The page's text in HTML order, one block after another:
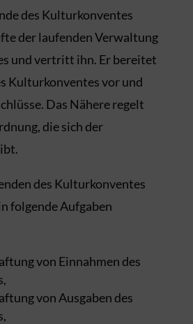
des Kulturkonventes
der laufenden Verwaltung
und vertritt ihn. Er bereitet
Kulturkonventes vor und
Das Nähere regelt
die sich der
des Kulturkonventes
folgende Aufgaben
von Einnahmen des
von Ausgaben des